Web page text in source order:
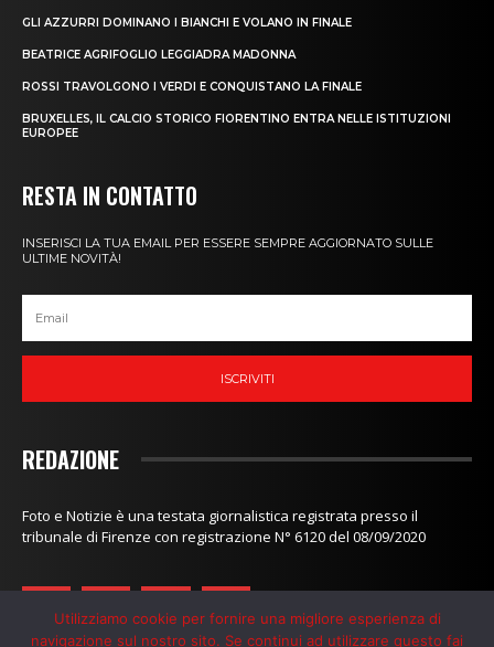
GLI AZZURRI DOMINANO I BIANCHI E VOLANO IN FINALE
BEATRICE AGRIFOGLIO LEGGIADRA MADONNA
ROSSI TRAVOLGONO I VERDI E CONQUISTANO LA FINALE
BRUXELLES, IL CALCIO STORICO FIORENTINO ENTRA NELLE ISTITUZIONI
EUROPEE
RESTA IN CONTATTO
INSERISCI LA TUA EMAIL PER ESSERE SEMPRE AGGIORNATO SULLE
ULTIME NOVITÀ!
ISCRIVITI
REDAZIONE
Foto e Notizie è una testata giornalistica registrata presso il
tribunale di Firenze con registrazione N° 6120 del 08/09/2020
Utilizziamo cookie per fornire una migliore esperienza di
navigazione sul nostro sito. Se continui ad utilizzare questo fai